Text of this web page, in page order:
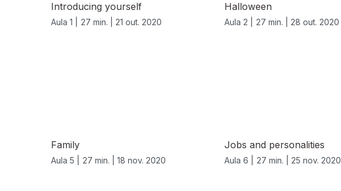
Introducing yourself
Aula 1 | 27 min. | 21 out. 2020
Halloween
Aula 2 | 27 min. | 28 out. 2020
Family
Aula 5 | 27 min. | 18 nov. 2020
Jobs and personalities
Aula 6 | 27 min. | 25 nov. 2020